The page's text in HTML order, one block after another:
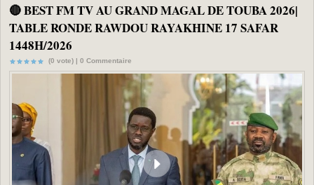
🔴 BEST FM TV AU GRAND MAGAL DE TOUBA 2026|
TABLE RONDE RAWDOU RAYAKHINE 17 SAFAR
1448H/2026
(0 vote) | 0 Commentaire